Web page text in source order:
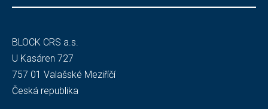
BLOCK CRS a.s.
U Kasáren 727
757 01 Valašské Meziříčí
Česká republika